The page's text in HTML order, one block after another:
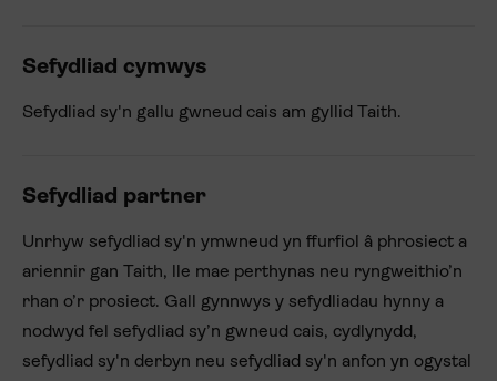
Sefydliad cymwys
Sefydliad sy'n gallu gwneud cais am gyllid Taith.
Sefydliad partner
Unrhyw sefydliad sy'n ymwneud yn ffurfiol â phrosiect a
ariennir gan Taith, lle mae perthynas neu ryngweithio’n
rhan o’r prosiect. Gall gynnwys y sefydliadau hynny a
nodwyd fel sefydliad sy’n gwneud cais, cydlynydd,
sefydliad sy'n derbyn neu sefydliad sy'n anfon yn ogystal